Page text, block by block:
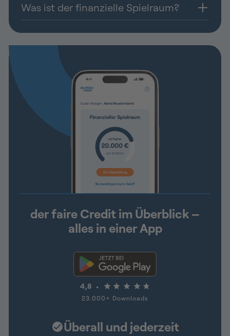
Was ist der finanzielle Spielraum?
der faire Credit im Überblick –
alles in einer App
Überall und jederzeit
4,8
23.000+ Downloads